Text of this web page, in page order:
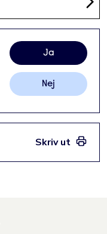
Ja
Nej
Skriv ut